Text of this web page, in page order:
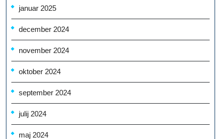
januar 2025
december 2024
november 2024
oktober 2024
september 2024
julij 2024
maj 2024